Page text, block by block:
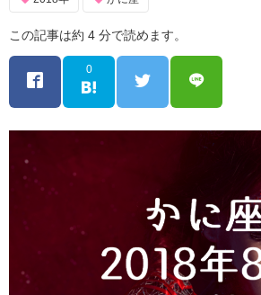
この記事は約 4 分で読めます。
0